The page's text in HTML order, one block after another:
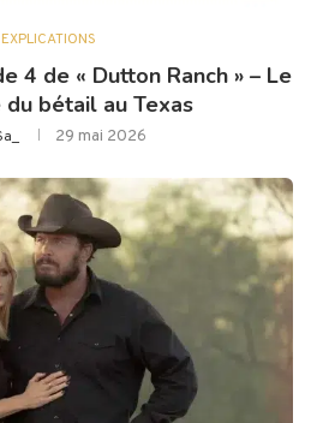
EXPLICATIONS
4 de « Dutton Ranch » – Le
du bétail au Texas
29 mai 2026